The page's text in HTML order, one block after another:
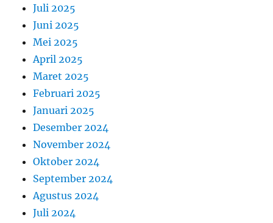
Juli 2025
Juni 2025
Mei 2025
April 2025
Maret 2025
Februari 2025
Januari 2025
Desember 2024
November 2024
Oktober 2024
September 2024
Agustus 2024
Juli 2024